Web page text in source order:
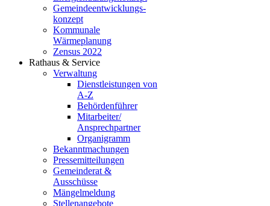
Gemeindeentwicklungs­
konzept
Kommunale
Wärmeplanung
Zensus 2022
Rathaus & Service
Verwaltung
Dienstleistungen von
A-Z
Behördenführer
Mitarbeiter/
Ansprechpartner
Organigramm
Bekanntmachungen
Pressemitteilungen
Gemeinderat &
Ausschüsse
Mängelmeldung
Stellenangebote